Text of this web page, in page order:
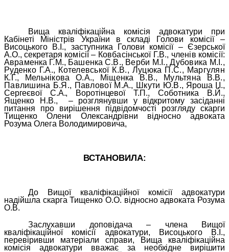
Вища кваліфікаційна комісія адвокатури при
Кабінеті Міністрів України в складі Голови комісії –
Висоцького В.І., заступника Голови комісії – Єзерської
А.О., секретаря комісії – Ковбасінської Г.В., членів комісії:
Авраменка Г.М., Башенка С.В., Верби М.І., Дубовика М.І.,
Руденко Г.А., Котелевської К.В., Луцюка П.С., Маргулян
К.Г., Мельнікова О.А., Міщенка В.В., Мультяна В.В.,
Павлишина Б.Я., Павлової М.А., Шкути Ю.В., Яроша І.І.,
Сергеєвої С.А., Воротінцевої Т.П., Соботника В.Й.,
Ященко Н.В.,
– розглянувши у відкритому засіданні
питання про вирішення підвідомчості розгляду скарги
Тищенко Олени Олександрівни відносно адвоката
Розума Олега Володимировича,
ВСТАНОВИЛА:
До Вищої кваліфікаційної комісії адвокатури
надійшла скарга Тищенко О.О. відносно адвоката Розума
О.В.
Заслухавши доповідача – члена Вищої
кваліфікаційної комісії адвокатури, Висоцького В.І.,
перевіривши матеріали справи, Вища кваліфікаційна
комісіяадвокатури вважає за необхідне вирішити